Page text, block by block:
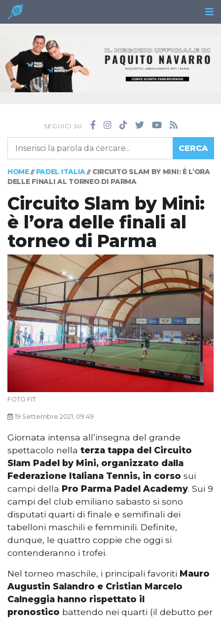
SEGUICI SU
CERCA
HOME// PADEL ITALIA // CIRCUITO SLAM BY MINI: È L’ORA
DELLE FINALI AL TORNEO DI PARMA
Circuito Slam by Mini:
è l’ora delle finali al
torneo di Parma
FOTO FIT
19 Settembre 2021, 09:49
Giornata intensa all’insegna del grande
spettacolo nella terza tappa del Circuito
Slam Padel by Mini, organizzato dalla
Federazione Italiana Tennis, in corso sui
campi della Pro Parma Padel Academy. Sui 9
campi del club emiliano sabasto si sono
disputati quarti di finale e semifinali dei
tabelloni maschili e femminili. Definite,
dunque, le quattro coppie che oggi si
contenderanno i trofei.
Nel torneo maschile, i principali favoriti Mauro
Augustin Salandro e Cristian Marcelo
Calneggia hanno rispettato il
pronostico battendo nei quarti (il debutto per